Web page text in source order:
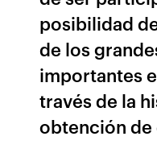
posibilidad
de los
importantes
través de la
obtención